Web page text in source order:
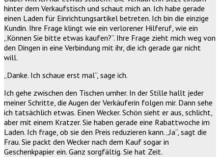
hinter dem Verkaufstisch und schaut mich an. Ich habe gerade
einen Laden für Einrichtungsartikel betreten. Ich bin die einzige
Kundin. Ihre Frage klingt wie ein verlorener Hilferuf, wie ein
„Können Sie bitte etwas kaufen?“. Ihre Frage zieht mich weg von
den Dingen in eine Verbindung mit ihr, die ich gerade gar nicht
will.
„Danke. Ich schaue erst mal“, sage ich.
Ich gehe zwischen den Tischen umher. In der Stille hallt jeder
meiner Schritte, die Augen der Verkäuferin folgen mir. Dann sehe
ich tatsächlich etwas. Einen Wecker. Schön sieht er aus, schlicht,
aber mit einem Kratzer. Sie haben gerade eine Rabattwoche im
Laden. Ich frage, ob sie den Preis reduzieren kann. „Ja“, sagt die
Frau. Sie packt den Wecker nach dem Kauf sogar in
Geschenkpapier ein. Ganz sorgfältig. Sie hat Zeit.